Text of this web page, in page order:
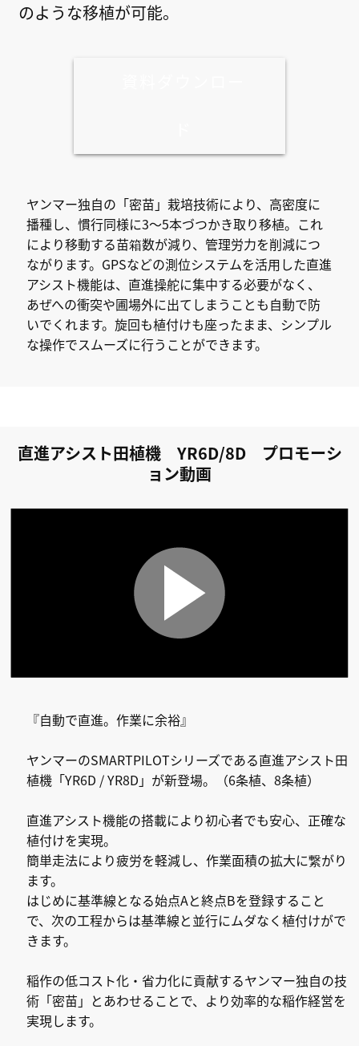
のような移植が可能。
ヤンマー独自の「密苗」栽培技術により、高密度に
播種し、慣行同様に3～5本づつかき取り移植。これ
により移動する苗箱数が減り、管理労力を削減につ
ながります。GPSなどの測位システムを活用した直進
アシスト機能は、直進操舵に集中する必要がなく、
あぜへの衝突や圃場外に出てしまうことも自動で防
いでくれます。旋回も植付けも座ったまま、シンプル
な操作でスムーズに行うことができます。
直進アシスト田植機 YR6D/8D プロモーシ
ョン動画
『自動で直進。作業に余裕』
ヤンマーのSMARTPILOTシリーズである直進アシスト田
植機「YR6D / YR8D」が新登場。（6条植、8条植）
直進アシスト機能の搭載により初心者でも安心、正確な
植付けを実現。
簡単走法により疲労を軽減し、作業面積の拡大に繋がり
ます。
はじめに基準線となる始点Aと終点Bを登録すること
で、次の工程からは基準線と並行にムダなく植付けがで
きます。
稲作の低コスト化・省力化に貢献するヤンマー独自の技
術「密苗」とあわせることで、より効率的な稲作経営を
実現します。